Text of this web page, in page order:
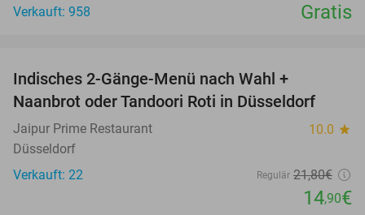
Verkauft: 958
Gratis
Indisches 2-Gänge-Menü nach Wahl +
Naanbrot oder Tandoori Roti in Düsseldorf
Jaipur Prime Restaurant 10.0 star
Düsseldorf
Verkauft: 22
Regulär 21,80€
14,90€